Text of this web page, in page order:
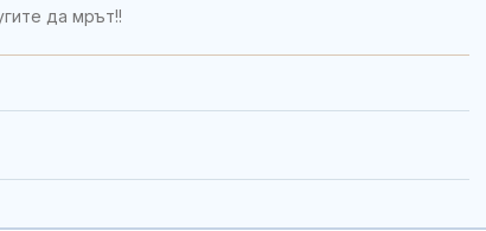
да мрът!!